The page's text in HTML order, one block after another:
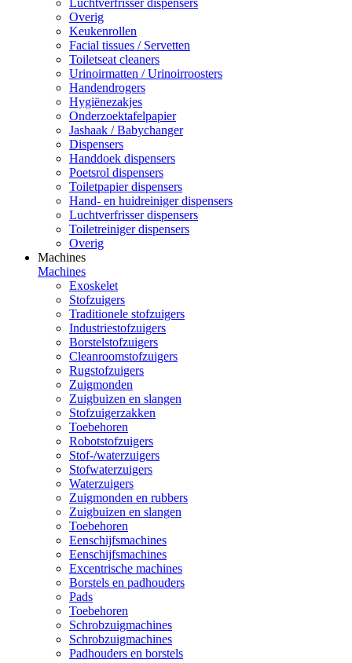
Overig
Keukenrollen
Facial tissues / Servetten
Toiletseat cleaners
Urinoirmatten / Urinoirroosters
Handendrogers
Hygiënezakjes
Onderzoektafelpapier
Jashaak / Babychanger
Dispensers
Handdoek dispensers
Poetsrol dispensers
Toiletpapier dispensers
Hand- en huidreiniger dispensers
Luchtverfrisser dispensers
Toiletreiniger dispensers
Overig
Machines
Machines
Exoskelet
Stofzuigers
Traditionele stofzuigers
Industriestofzuigers
Borstelstofzuigers
Cleanroomstofzuigers
Rugstofzuigers
Zuigmonden
Zuigbuizen en slangen
Stofzuigerzakken
Toebehoren
Robotstofzuigers
Stof-/waterzuigers
Stofwaterzuigers
Waterzuigers
Zuigmonden en rubbers
Zuigbuizen en slangen
Toebehoren
Eenschijfsmachines
Eenschijfsmachines
Excentrische machines
Borstels en padhouders
Pads
Toebehoren
Schrobzuigmachines
Schrobzuigmachines
Padhouders en borstels